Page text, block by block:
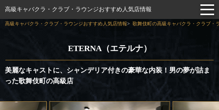
高級キャバクラ・クラブ・ラウンジおすすめ人気店情報
高級キャバクラ・クラブ・ラウンジおすすめ人気店情報 歌舞伎町の高級キャバクラ・クラブ・
ETERNA（エテルナ）
美麗なキャストに、シャンデリア付きの豪華な内装！男の夢が詰ま
った歌舞伎町の高級店